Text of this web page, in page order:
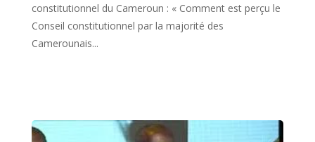
constitutionnel du Cameroun : « Comment est perçu le
Conseil constitutionnel par la majorité des
Camerounais...